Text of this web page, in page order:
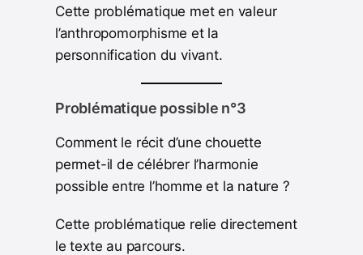
Cette problématique met en valeur
l’anthropomorphisme et la
personnification du vivant.
Problématique possible n°3
Comment le récit d’une chouette
permet-il de célébrer l’harmonie
possible entre l’homme et la nature ?
Cette problématique relie directement
le texte au parcours.